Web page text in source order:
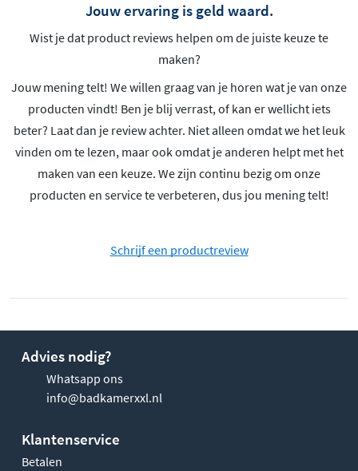
Jouw ervaring is geld waard.
Wist je dat product reviews helpen om de juiste keuze te
maken?
Jouw mening telt! We willen graag van je horen wat je van onze
producten vindt! Ben je blij verrast, of kan er wellicht iets
beter? Laat dan je review achter. Niet alleen omdat we het leuk
vinden om te lezen, maar ook omdat je anderen helpt met het
maken van een keuze. We zijn continu bezig om onze
producten en service te verbeteren, dus jou mening telt!
Schrijf een productreview
Advies nodig?
Whatsapp ons
info@badkamerxxl.nl
Klantenservice
Betalen